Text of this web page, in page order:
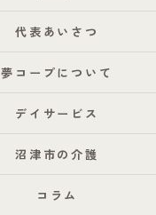
代表あいさつ
夢コープについて
デイサービス
沼津市の介護
コラム